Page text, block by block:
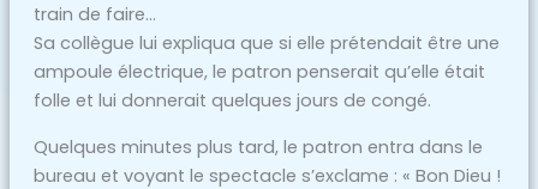
train de faire…
Sa collègue lui expliqua que si elle prétendait être une
ampoule électrique, le patron penserait qu’elle était
folle et lui donnerait quelques jours de congé.
Quelques minutes plus tard, le patron entra dans le
bureau et voyant le spectacle s’exclame : « Bon Dieu !